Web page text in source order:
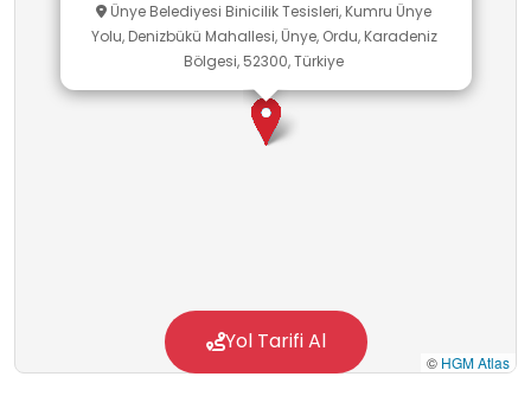
Ünye Belediyesi Binicilik Tesisleri, Kumru Ünye
Yolu, Denizbükü Mahallesi, Ünye, Ordu, Karadeniz
Bölgesi, 52300, Türkiye
© HGM Atlas
Yol Tarifi Al